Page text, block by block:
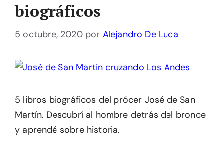
biográficos
5 octubre, 2020 por Alejandro De Luca
5 libros biográficos del prócer José de San
Martín. Descubrí al hombre detrás del bronce
y aprendé sobre historia.